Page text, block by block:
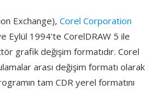
Exchange), Corel Corporation
Eylül 1994'te CorelDRAW 5 ile
grafik değişim formatıdır. Corel
arası değişim formatı olarak
tam CDR yerel formatını